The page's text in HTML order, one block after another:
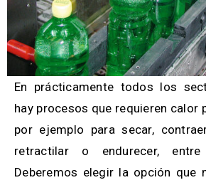
En prácticamente todos los
hay procesos que requieren calor
por ejemplo para secar,
retractilar o endurecer,
Deberemos elegir la opción que